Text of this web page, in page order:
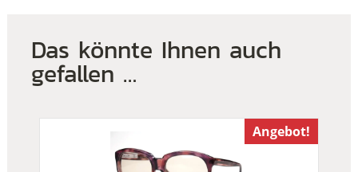
Das könnte Ihnen auch
gefallen …
Angebot!